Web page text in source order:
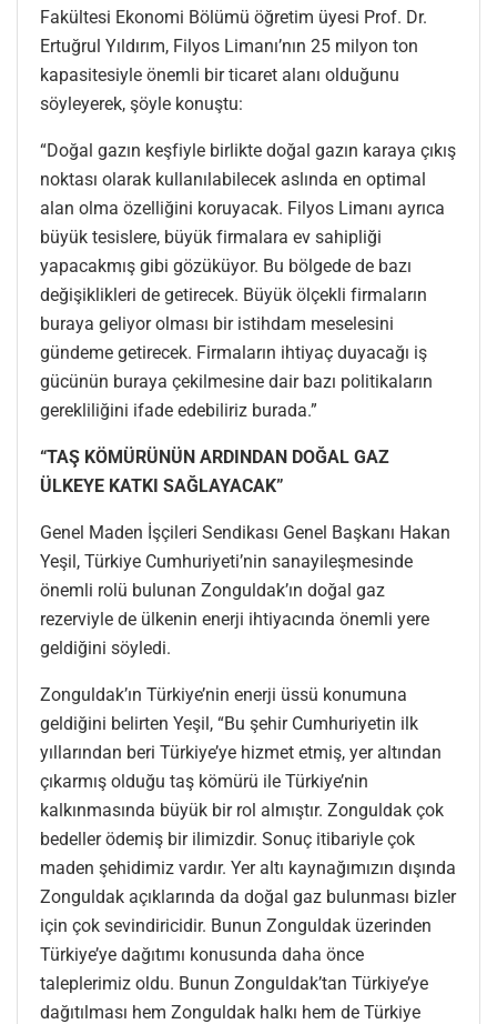
Fakültesi Ekonomi Bölümü öğretim üyesi Prof. Dr.
Ertuğrul Yıldırım, Filyos Limanı’nın 25 milyon ton
kapasitesiyle önemli bir ticaret alanı olduğunu
söyleyerek, şöyle konuştu:
“Doğal gazın keşfiyle birlikte doğal gazın karaya çıkış
noktası olarak kullanılabilecek aslında en optimal
alan olma özelliğini koruyacak. Filyos Limanı ayrıca
büyük tesislere, büyük firmalara ev sahipliği
yapacakmış gibi gözüküyor. Bu bölgede de bazı
değişiklikleri de getirecek. Büyük ölçekli firmaların
buraya geliyor olması bir istihdam meselesini
gündeme getirecek. Firmaların ihtiyaç duyacağı iş
gücünün buraya çekilmesine dair bazı politikaların
gerekliliğini ifade edebiliriz burada.”
“TAŞ KÖMÜRÜNÜN ARDINDAN DOĞAL GAZ
ÜLKEYE KATKI SAĞLAYACAK”
Genel Maden İşçileri Sendikası Genel Başkanı Hakan
Yeşil, Türkiye Cumhuriyeti’nin sanayileşmesinde
önemli rolü bulunan Zonguldak’ın doğal gaz
rezerviyle de ülkenin enerji ihtiyacında önemli yere
geldiğini söyledi.
Zonguldak’ın Türkiye’nin enerji üssü konumuna
geldiğini belirten Yeşil, “Bu şehir Cumhuriyetin ilk
yıllarından beri Türkiye’ye hizmet etmiş, yer altından
çıkarmış olduğu taş kömürü ile Türkiye’nin
kalkınmasında büyük bir rol almıştır. Zonguldak çok
bedeller ödemiş bir ilimizdir. Sonuç itibariyle çok
maden şehidimiz vardır. Yer altı kaynağımızın dışında
Zonguldak açıklarında da doğal gaz bulunması bizler
için çok sevindiricidir. Bunun Zonguldak üzerinden
Türkiye’ye dağıtımı konusunda daha önce
taleplerimiz oldu. Bunun Zonguldak’tan Türkiye’ye
dağıtılması hem Zonguldak halkı hem de Türkiye